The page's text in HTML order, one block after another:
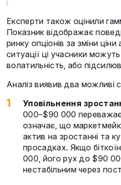
Експерти також оцінили
Показник відображає
ринку опціонів за зміни
ситуації ці учасники
волатильність, або
Аналіз виявив два можливі
Уповільнення
000–$90 000
означає, що
актив на зростанні та
просадках. Якщо
000, його рух до $90
нестабільним через